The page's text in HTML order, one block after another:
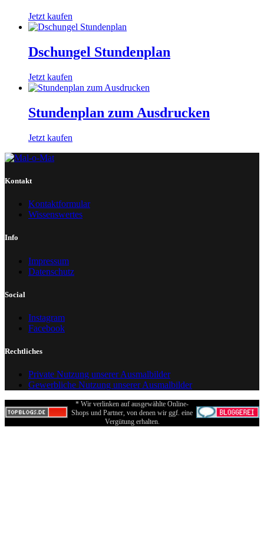
Jetzt kaufen
Dschungel Stundenplan
Jetzt kaufen
Stundenplan zum Ausdrucken
Jetzt kaufen
Kontakt
Kontaktformular
Wissenswertes
Info
Impressum
Datenschutz
Social
Instagram
Facebook
Rechtliches
Private Nutzung unserer Ausmalbilder
Gewerbliche Nutzung unserer Ausmalbilder
* Wir verlinken auf ausgewählte Online-
Shops und Partner, von denen wir ggf. eine
Vergütung erhalten.